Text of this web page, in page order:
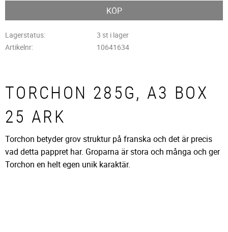
KÖP
Lagerstatus
3 st i lager
Artikelnr
10641634
TORCHON 285G, A3 BOX
25 ARK
Torchon betyder grov struktur på franska och det är precis
vad detta pappret har. Groparna är stora och många och ger
Torchon en helt egen unik karaktär.